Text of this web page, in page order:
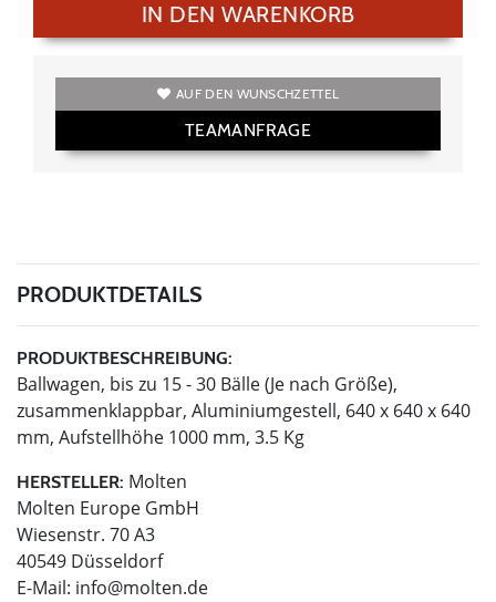
IN DEN WARENKORB
AUF DEN WUNSCHZETTEL
TEAMANFRAGE
PRODUKTDETAILS
PRODUKTBESCHREIBUNG:
Ballwagen, bis zu 15 - 30 Bälle (Je nach Größe),
zusammenklappbar, Aluminiumgestell, 640 x 640 x 640
mm, Aufstellhöhe 1000 mm, 3.5 Kg
HERSTELLER: Molten
Molten Europe GmbH
Wiesenstr. 70 A3
40549 Düsseldorf
E-Mail: info@molten.de